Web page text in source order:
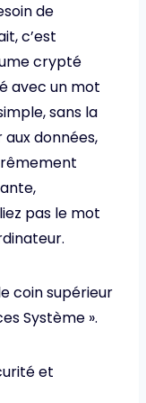
de
c’est
crypté
avec un mot
sans la
données,
pas le mot
coin supérieur
Système ».
et